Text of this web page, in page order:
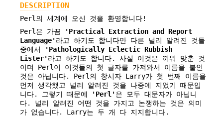
DESCRIPTION
Perl의 세계에 오신 것을 환영합니다!
Perl은 가끔
'Practical Extraction and Report
Language' 라고 하기도 합니다만 다른 널리 알려진 것들
중에서
'Pathologically Eclectic Rubbish
Lister' 라고 하기도 합니다. 사실 이것은 끼워 맞춘 것
이며 Perl이 이것들의 첫 글자를 가져와서 이름을 붙인
것은 아닙니다. Perl의 창시자 Larry가 첫 번째 이름을
먼저 생각했고 널리 알려진 것을 나중에 지었기 때문입
니다. 그렇기 때문에
'Perl' 은 모두 대문자가 아닙니
다. 널리 알려진 어떤 것을 가지고 논쟁하는 것은 의미
가 없습니다. Larry는 두 개 다 지지합니다.